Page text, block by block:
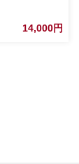
14,000円